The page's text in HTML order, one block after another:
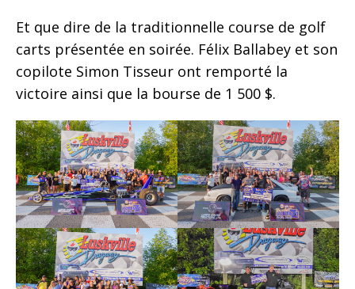
Et que dire de la traditionnelle course de golf
carts présentée en soirée. Félix Ballabey et son
copilote Simon Tisseur ont remporté la
victoire ainsi que la bourse de 1 500 $.